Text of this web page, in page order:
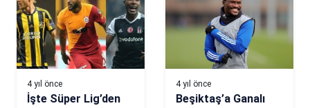
4 yıl önce
İşte Süper Lig’den
4 yıl önce
Beşiktaş’a Ganalı